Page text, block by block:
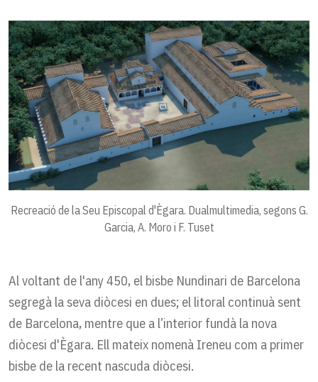
Recreació de la Seu Episcopal d'Ègara. Dualmultimedia, segons G.
Garcia, A. Moro i F. Tuset
Al voltant de l'any 450, el bisbe Nundinari de Barcelona
segregà la seva diòcesi en dues; el litoral continuà sent
de Barcelona, mentre que a l’interior fundà la nova
diòcesi d'Ègara. Ell mateix nomenà Ireneu com a primer
bisbe de la recent nascuda diòcesi.